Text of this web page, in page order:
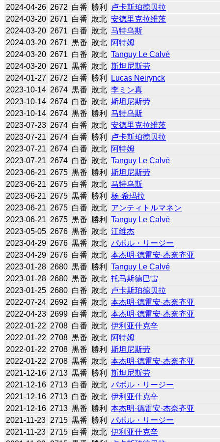
2024-04-26 2672 白番 勝利
卢卡斯珀德贝拉
2024-03-20 2671 白番 敗北 安德里克拉维茨
2024-03-20 2671 白番 敗北 马特乌斯
2024-03-20 2671 黒番 敗北 阿特姆
2024-03-20 2671 白番 敗北 Tanguy Le Calvé
2024-03-20 2671 黒番 敗北 斯坦尼斯劳
2024-01-27 2672 白番 勝利
Lucas Neirynck
2023-10-14 2674 黒番 敗北 李ミン真
2023-10-14 2674 白番 敗北 斯坦尼斯劳
2023-10-14 2674 黒番 勝利
马特乌斯
2023-07-23 2674 白番 敗北 安德里克拉维茨
2023-07-21 2674 白番 勝利
卢卡斯珀德贝拉
2023-07-21 2674 白番 敗北 阿特姆
2023-07-21 2674 白番 敗北 Tanguy Le Calvé
2023-06-21 2675 黒番 勝利
斯坦尼斯劳
2023-06-21 2675 白番 敗北 马特乌斯
2023-06-21 2675 黒番 勝利
杨·希玛拉
2023-06-21 2675 白番 敗北 アンティトルマネン
2023-06-21 2675 黒番 勝利
Tanguy Le Calvé
2023-05-05 2676 黒番 敗北 江维杰
2023-04-29 2676 黒番 敗北 パボル・リージー
2023-04-29 2676 白番 敗北 本杰明·德雷安·杰奈齐亚
2023-01-28 2680 黒番 勝利
Tanguy Le Calvé
2023-01-28 2680 黒番 敗北 托马斯德巴雷
2023-01-25 2680 白番 敗北 卢卡斯珀德贝拉
2022-07-24 2692 白番 敗北 本杰明·德雷安·杰奈齐亚
2022-04-23 2699 白番 敗北 本杰明·德雷安·杰奈齐亚
2022-01-22 2708 白番 敗北 伊利亚什克辛
2022-01-22 2708 黒番 敗北 阿特姆
2022-01-22 2708 黒番 勝利
斯坦尼斯劳
2022-01-22 2708 黒番 敗北 本杰明·德雷安·杰奈齐亚
2021-12-16 2713 黒番 勝利
斯坦尼斯劳
2021-12-16 2713 白番 敗北 パボル・リージー
2021-12-16 2713 白番 敗北 伊利亚什克辛
2021-12-16 2713 黒番 勝利
本杰明·德雷安·杰奈齐亚
2021-11-23 2715 黒番 勝利
パボル・リージー
2021-11-23 2715 白番 敗北 伊利亚什克辛